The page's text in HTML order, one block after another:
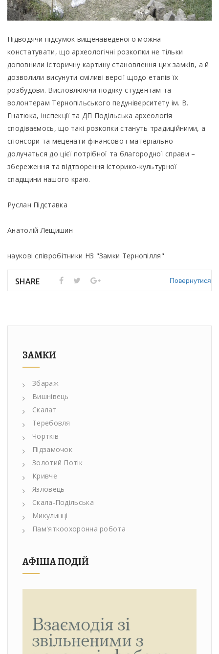
Підводячи підсумок вищенаведеного можна
констатувати, що археологічні розкопки не тільки
доповнили історичну картину становлення цих замків, а й
дозволили висунути сміливі версії щодо етапів їх
розбудови. Висловлюючи подяку студентам та
волонтерам Тернопільського педуніверситету ім. В.
Гнатюка, інспекції та ДП Подільська археологія
сподіваємось, що такі розкопки стануть традиційними, а
спонсори та меценати фінансово і матеріально
долучаться до цієї потрібної та благородної справи –
збереження та відтворення історико-культурної
спадщини нашого краю.
Руслан Підставка
Анатолій Лещишин
наукові співробітники НЗ "Замки Тернопілля"
SHARE Повернутися
ЗАМКИ
Збараж
Вишнівець
Скалат
Теребовля
Чортків
Підзамочок
Золотий Потік
Кривче
Язловець
Скала-Подільська
Микулинці
Пам'яткоохоронна робота
АФІША ПОДІЙ